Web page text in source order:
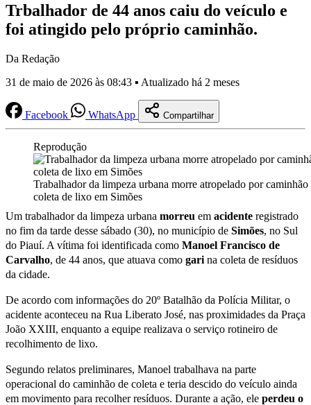
Trbalhador de 44 anos caiu do veículo e
foi atingido pelo próprio caminhão.
Da Redação
31 de maio de 2026 às 08:43 ▪ Atualizado há 2 meses
Facebook WhatsApp Compartilhar
Reprodução
Trabalhador da limpeza urbana morre atropelado por caminhão
coleta de lixo em Simões
Um trabalhador da limpeza urbana morreu em acidente registrado
no fim da tarde desse sábado (30), no município de Simões, no Sul
do Piauí. A vítima foi identificada como Manoel Francisco de
Carvalho, de 44 anos, que atuava como gari na coleta de resíduos
da cidade.
De acordo com informações do 20º Batalhão da Polícia Militar, o
acidente aconteceu na Rua Liberato José, nas proximidades da Praça
João XXIII, enquanto a equipe realizava o serviço rotineiro de
recolhimento de lixo.
Segundo relatos preliminares, Manoel trabalhava na parte
operacional do caminhão de coleta e teria descido do veículo ainda
em movimento para recolher resíduos. Durante a ação, ele perdeu o